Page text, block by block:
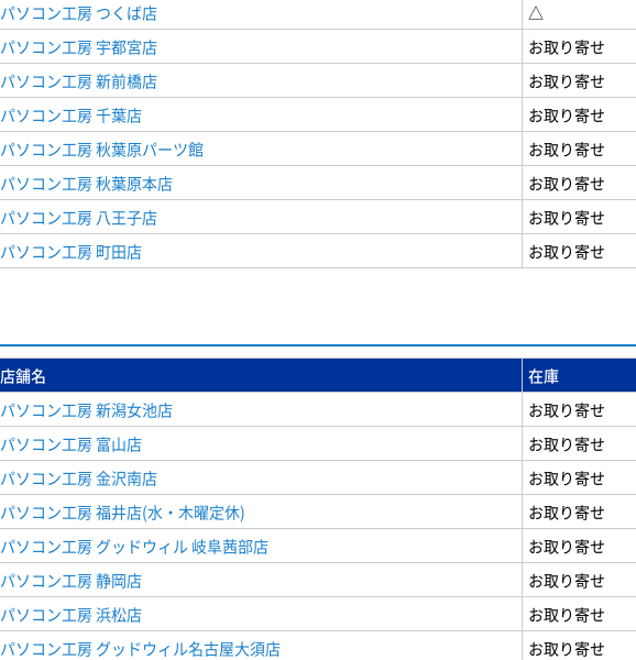
パソコン工房 つくば店
△
パソコン工房 宇都宮店
お取り寄せ
パソコン工房 新前橋店
お取り寄せ
パソコン工房 千葉店
お取り寄せ
パソコン工房 秋葉原パーツ館
お取り寄せ
パソコン工房 秋葉原本店
お取り寄せ
パソコン工房 八王子店
お取り寄せ
パソコン工房 町田店 お取り寄せ
店舗名
在庫
パソコン工房 新潟女池店
お取り寄せ
パソコン工房 富山店
お取り寄せ
パソコン工房 金沢南店
お取り寄せ
パソコン工房 福井店(水・木曜定休)
お取り寄せ
パソコン工房 グッドウィル 岐阜茜部店
お取り寄せ
パソコン工房 静岡店
お取り寄せ
パソコン工房 浜松店
お取り寄せ
パソコン工房 グッドウィル名古屋大須店
お取り寄せ